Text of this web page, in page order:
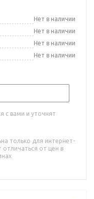
Нет в наличии
Нет в наличии
Нет в наличии
Нет в наличии
с вами и уточнят
только для интернет-
от цен в